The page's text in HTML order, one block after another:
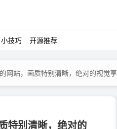
小技巧 开源推荐
站，画质特别清晰，绝对的视觉享
特别清晰，绝对的